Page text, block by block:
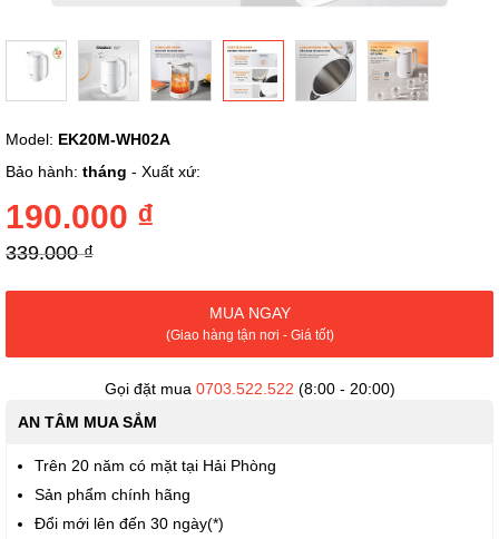
đến
phần
của
thư
viện
ảnh
Model: EK20M-WH02A
Bảo hành: tháng - Xuất xứ:
190.000 ₫
339.000 ₫
MUA NGAY
(Giao hàng tận nơi - Giá tốt)
Gọi đặt mua 0703.522.522 (8:00 - 20:00)
AN TÂM MUA SẮM
Trên 20 năm có mặt tại Hải Phòng
Sản phẩm chính hãng
Đổi mới lên đến 30 ngày(*)